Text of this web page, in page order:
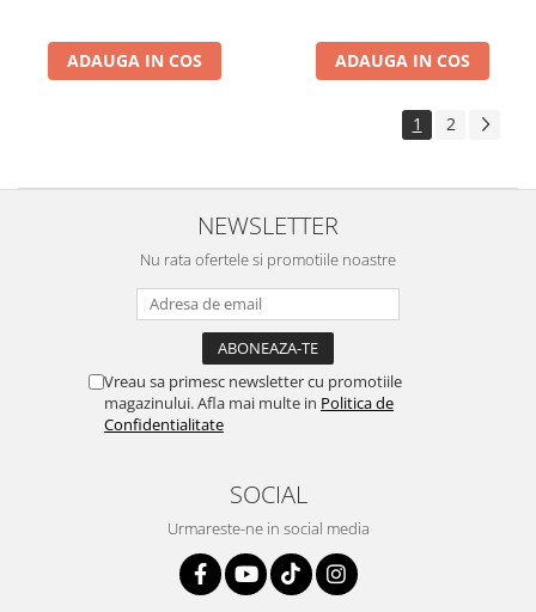
ADAUGA IN COS ADAUGA IN COS
1 2
NEWSLETTER
Nu rata ofertele si promotiile noastre
Vreau sa primesc newsletter cu promotiile
magazinului. Afla mai multe in Politica de
Confidentialitate
SOCIAL
Urmareste-ne in social media